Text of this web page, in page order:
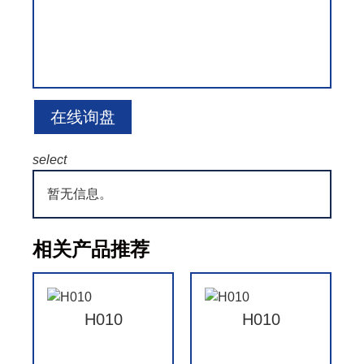
在线询盘
select
暂无信息。
相关产品推荐
H010 H010